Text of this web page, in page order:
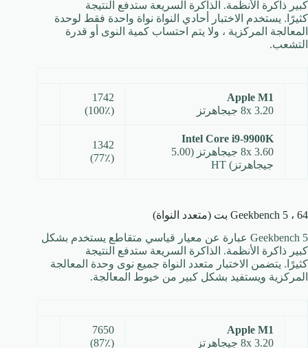
كبير ذاكرة الأنظمة. الذاكرة السريعة ستدفع النتيجة
كثيرًا. يستخدم الاختبار أحادي النواة نواة واحدة فقط لوحدة
المعالجة المركزية ، ولا يتم احتساب كمية النوى أو قدرة
التشعب.
Apple M1
8x 3.20 جيجاهرتز
1742
(100٪)
Intel Core i9-9900K
8x 3.60 جيجاهرتز (5.00
جيجاهرتز) HT
1342
(77٪)
Geekbench 5 ، 64 بت (متعدد النواة)
Geekbench 5 عبارة عن معيار قياسي متقاطع يستخدم بشكل
كبير ذاكرة الأنظمة. الذاكرة السريعة ستدفع النتيجة
كثيرًا. يتضمن الاختبار متعدد النواة جميع نوى وحدة المعالجة
المركزية ويستفيد بشكل كبير من خيوط المعالجة.
Apple M1
8x 3.20 جيجاهرتز
7650
(87٪)